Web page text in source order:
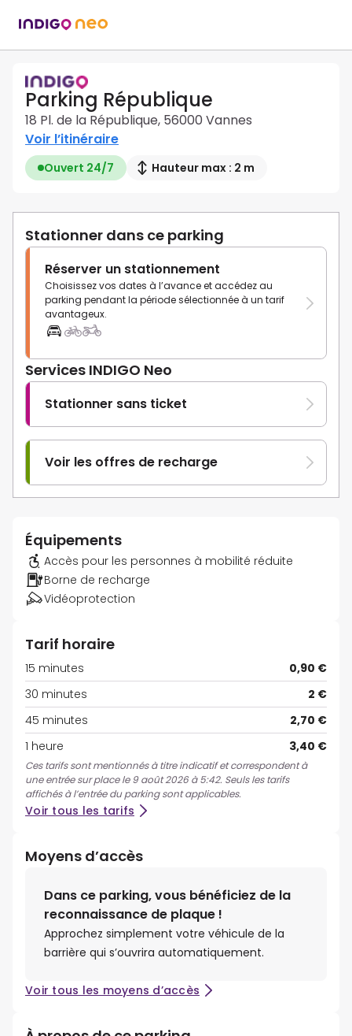
Parking République
18 Pl. de la République, 56000 Vannes
Voir l’itinéraire
Ouvert 24/7 Hauteur max : 2 m
Stationner dans ce parking
Réserver un stationnement
Choisissez vos dates à l’avance et accédez au
parking pendant la période sélectionnée à un tarif
avantageux.
Services INDIGO Neo
Stationner sans ticket
Voir les offres de recharge
Équipements
Accès pour les personnes à mobilité réduite
Borne de recharge
Vidéoprotection
Tarif horaire
15 minutes
0,90 €
30 minutes
2 €
45 minutes
2,70 €
1 heure
3,40 €
Ces tarifs sont mentionnés à titre indicatif et correspondent à
une entrée sur place le 9 août 2026 à 5:42. Seuls les tarifs
affichés à l’entrée du parking sont applicables.
Voir tous les tarifs
Moyens d’accès
Dans ce parking, vous bénéficiez de la
reconnaissance de plaque !
Approchez simplement votre véhicule de la
barrière qui s’ouvrira automatiquement.
Voir tous les moyens d’accès